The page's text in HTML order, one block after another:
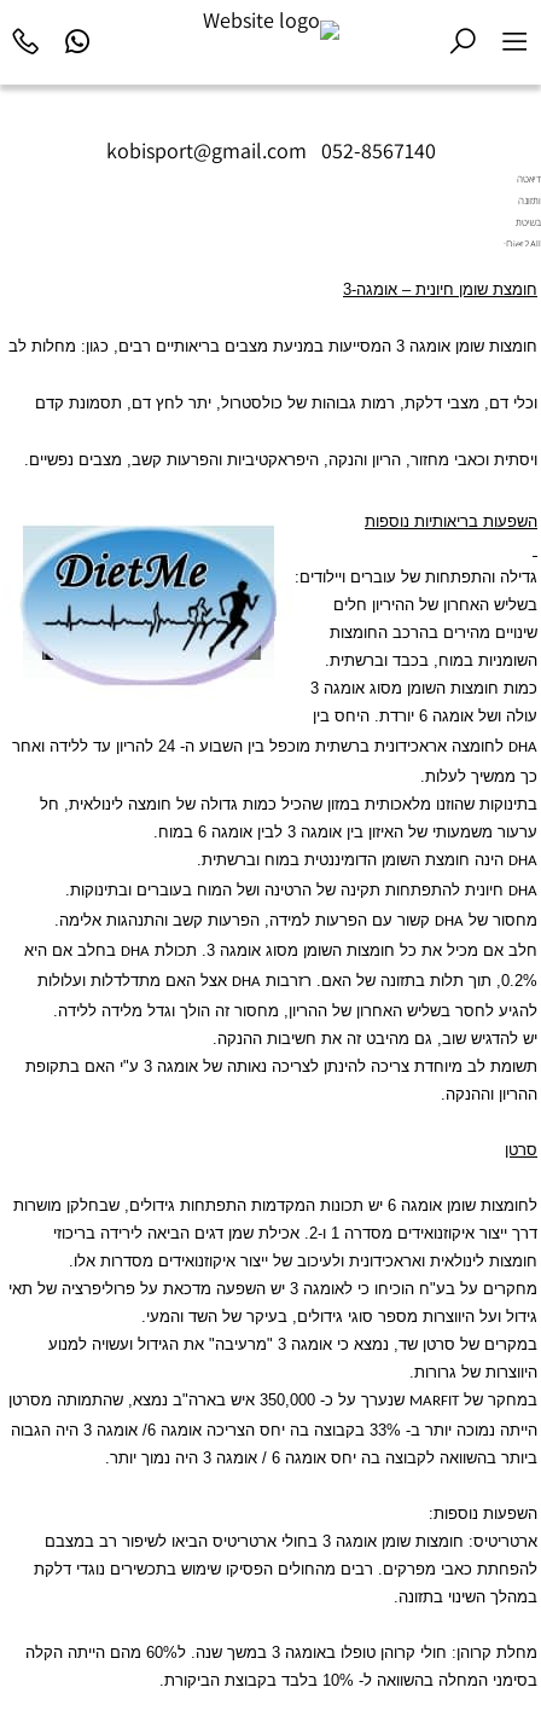
kobisport@gmail.com 052-8567140
דיאטה
ותזונה
בשיטת
Diet2All:
שמאחורי
חומצת שומן חיונית – אומגה-3
חומצות שומן אומגה 3 המסייעות במניעת מצבים בריאותיים רבים, כגון: מחלות לב
וכלי דם, מצבי דלקת, רמות גבוהות של כולסטרול, יתר לחץ דם, תסמונת קדם
ויסתית וכאבי מחזור, הריון והנקה, היפראקטיביות והפרעות קשב, מצבים נפשיים.
השפעות בריאותיות נוספות
גדילה והתפתחות של עוברים ויילודים:
בשליש האחרון של ההיריון חלים
שינויים מהירים בהרכב החומצות
השומניות במוח, בכבד וברשתית.
כמות חומצות השומן מסוג אומגה 3
עולה ושל אומגה 6 יורדת. היחס בין
DHA
לחומצה אראכידונית ברשתית מוכפל בין השבוע ה- 24 להריון עד ללידה ואחר
כך ממשיך לעלות.
בתינוקות שהוזנו מלאכותית במזון שהכיל כמות גדולה של חומצה לינולאית, חל
ערעור משמעותי של האיזון בין אומגה 3 לבין אומגה 6 במוח.
DHA הינה חומצת השומן הדומיננטית במוח וברשתית.
DHA חיונית להתפתחות תקינה של הרטינה ושל המוח בעוברים ובתינוקות.
מחסור של DHA קשור עם הפרעות למידה, הפרעות קשב והתנהגות אלימה.
חלב אם מכיל את כל חומצות השומן מסוג אומגה 3. תכולת
DHA בחלב אם היא
0.2%, תוך תלות בתזונה של האם. רזרבות
DHA אצל האם מתדלדלות ועלולות
להגיע לחסר בשליש האחרון של ההריון, מחסור זה הולך וגדל מלידה ללידה.
יש להדגיש שוב, גם מהיבט זה את חשיבות ההנקה.
תשומת לב מיוחדת צריכה להינתן לצריכה נאותה של אומגה 3 ע"י האם בתקופת
ההריון וההנקה.
סרטן
לחומצות שומן אומגה 6 יש תכונות המקדמות התפתחות גידולים, שבחלקן מושרות
דרך ייצור איקוזנואידים מסדרה 1 ו-2. אכילת שמן דגים הביאה לירידה בריכוזי
חומצות לינולאית ואראכידונית ולעיכוב של ייצור איקוזנואידים מסדרות אלו.
מחקרים על בע"ח הוכיחו כי לאומגה 3 יש השפעה מדכאת על פרוליפרציה של תאי
גידול ועל היווצרות מספר סוגי גידולים, בעיקר של השד והמעי.
במקרים של סרטן שד, נמצא כי אומגה 3 "מרעיבה" את הגידול ועשויה למנוע
היווצרות של גרורות.
במחקר שלMARFIT
שנערך על כ- 350,000 איש בארה"ב נמצא, שהתמותה מסרטן
הייתה נמוכה יותר ב- 33% בקבוצה בה יחס הצריכה אומגה 6/ אומגה 3 היה הגבוה
ביותר בהשוואה לקבוצה בה יחס אומגה 6 / אומגה 3 היה נמוך יותר.
השפעות נוספות:
ארטריטיס: חומצות שומן אומגה 3 בחולי ארטריטיס הביאו לשיפור רב במצבם
להפחתת כאבי מפרקים. רבים מהחולים הפסיקו שימוש בתכשירים נוגדי דלקת
במהלך השינוי בתזונה.
מחלת קרוהן: חולי קרוהן טופלו באומגה 3 במשך שנה. ל60% מהם הייתה הקלה
בסימני המחלה בהשוואה ל- 10% בלבד בקבוצת הביקורת.